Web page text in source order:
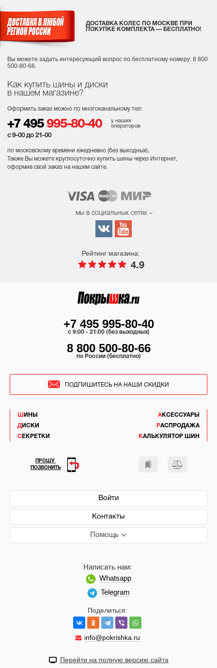
Как купить шины и диски
в нашем магазине?
Оформить заказ можно по многоканальному тел:
+7 495 995-80-40
у наших
операторов
с 9-00 до 21-00
по московскому времени ежедневно (без выходных).
Также Вы можете круглосуточно купить шины через Интернет,
оформив свой заказ на нашем сайте.
ДОСТАВКА КОЛЕС ПО МОСКВЕ ПРИ
ПОКУПКЕ КОМПЛЕКТА — БЕСПЛАТНО!
Вы можете задать интересующий вопрос по бесплатному номеру: 8 800
500-80-66.
мы в социальных сетях –
Рейтинг магазина:
4.9
ШИНЫ
ДИСКИ
СЕКРЕТКИ
АКСЕССУАРЫ
РАСПРОДАЖА
КАЛЬКУЛЯТОР ШИН
Войти
Контакты
Помощь
Поделиться:
info@pokrishka.ru
Написать нам:
Whatsapp
Telegram
+7 495 995-80-40
c 9:00 - 21:00 (без выходных)
8 800 500-80-66
по России (бесплатно)
ПОДПИШИТЕСЬ НА НАШИ СКИДКИ
ПРОШУ
ПОЗВОНИТЬ
Перейти на полную версию сайта